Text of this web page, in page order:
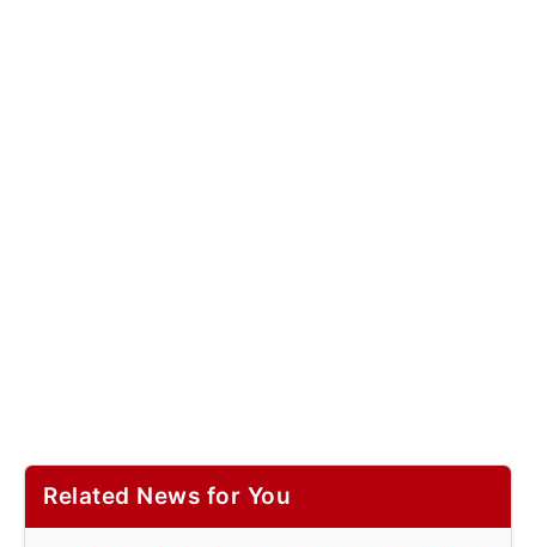
Related News for You